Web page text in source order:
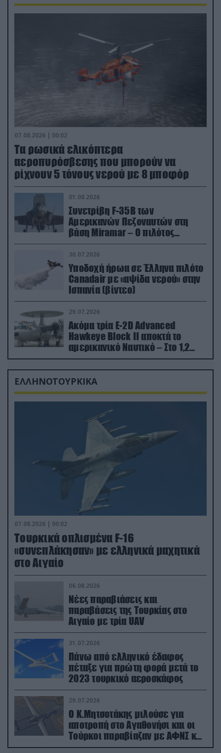
07.08.2026 | 00:02
Τα ρωσικά ελικόπτερα
αεροπυρόσβεσης που μπορούν να
ρίχνουν 5 τόνους νερού με 8 μποφόρ
01.08.2026
Συνετρίβη F-35B των
Αμερικανών Πεζοναυτών στη
βάση Miramar – Ο πιλότος
εκτινάχθηκε εγκαίρως
30.07.2026
Υποδοχή ήρωα σε Έλληνα πιλότο
Canadair με «αψίδα νερού» στην
Ισπανία (βίντεο)
29.07.2026
Ακόμα τρία E-2D Advanced
Hawkeye Block II αποκτά το
αμερικανικό Ναυτικό – Στο 1,2
δισ.δολάρια το κόστος
ΕΛΛΗΝΟΤΟΥΡΚΙΚΑ
07.08.2026 | 00:02
Τουρκικά οπλισμένα F-16
«συνεπλάκησαν» με ελληνικά μαχητικά
στο Αιγαίο
06.08.2026
Νέες παραβιάσεις και
παραβάσεις της Τουρκίας στο
Αιγαίο με τρία UAV
31.07.2026
Πάνω από ελληνικό έδαφος
πέταξε για πρώτη φορά μετά το
2023 τουρκικό αεροσκάφος
29.07.2026
Ο Κ.Μητσοτάκης μιλούσε για
αποτροπή στο Αγαθονήσι και οι
Τούρκοι παραβίαζαν με ΑΦΝΣ και
drone